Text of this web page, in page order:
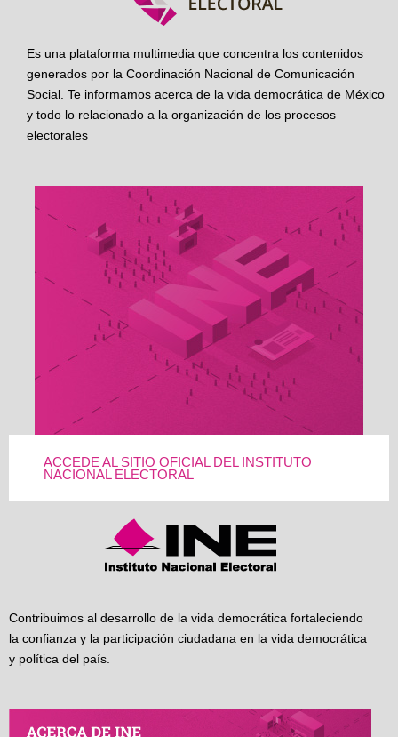
Es una plataforma multimedia que concentra los contenidos
generados por la Coordinación Nacional de Comunicación
Social. Te informamos acerca de la vida democrática de México
y todo lo relacionado a la organización de los procesos
electorales
ACCEDE AL SITIO OFICIAL DEL INSTITUTO
NACIONAL ELECTORAL
Contribuimos al desarrollo de la vida democrática fortaleciendo
la confianza y la participación ciudadana en la vida democrática
y política del país.